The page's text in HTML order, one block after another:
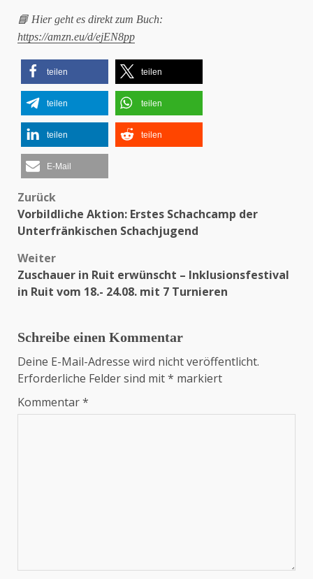
📘 Hier geht es direkt zum Buch:
https://amzn.eu/d/ejEN8pp
teilen teilen
teilen teilen
teilen teilen
E-Mail
Beitragsnavigation
Zurück
Vorbildliche Aktion: Erstes Schachcamp der
Unterfränkischen Schachjugend
Weiter
Zuschauer in Ruit erwünscht – Inklusionsfestival
in Ruit vom 18.- 24.08. mit 7 Turnieren
Schreibe einen Kommentar
Deine E-Mail-Adresse wird nicht veröffentlicht.
Erforderliche Felder sind mit* markiert
Kommentar*